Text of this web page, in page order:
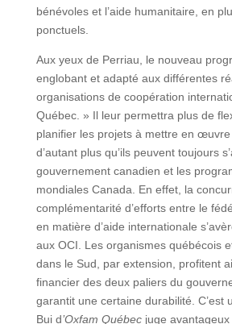
bénévoles et l’aide humanitaire, en
ponctuels.
Aux yeux de Perriau, le nouveau
englobant et adapté aux différentes
organisations de coopération
Québec. » Il leur permettra plus de
planifier les projets à mettre en œuvre
d’autant plus qu’ils peuvent toujours
gouvernement canadien et les
mondiales Canada. En effet, la
complémentarité d’efforts entre le
en matière d’aide internationale
aux OCI. Les organismes québécois
dans le Sud, par extension, profitent
financier des deux paliers du
garantit une certaine durabilité. C’est
Bui d’Oxfam Québecjuge avantageux